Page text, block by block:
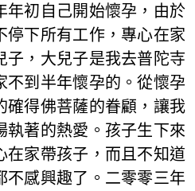
年初自己開始懷孕，由於
停下所有工作，專心在家
子，大兒子是我去普陀寺
不到半年懷孕的。從懷孕
確得佛菩薩的眷顧，讓我
執著的熱愛。孩子生下來
在家帶孩子，而且不知道
不感興趣了。二零零三年